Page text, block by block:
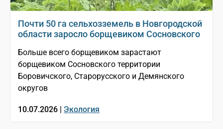
Почти 50 га сельхозземель в Новгородской
области заросло борщевиком Сосновского
Больше всего борщевиком зарастают
борщевиком Сосновского территории
Боровичского, Старорусского и Демянского
округов
10.07.2026 | Экология